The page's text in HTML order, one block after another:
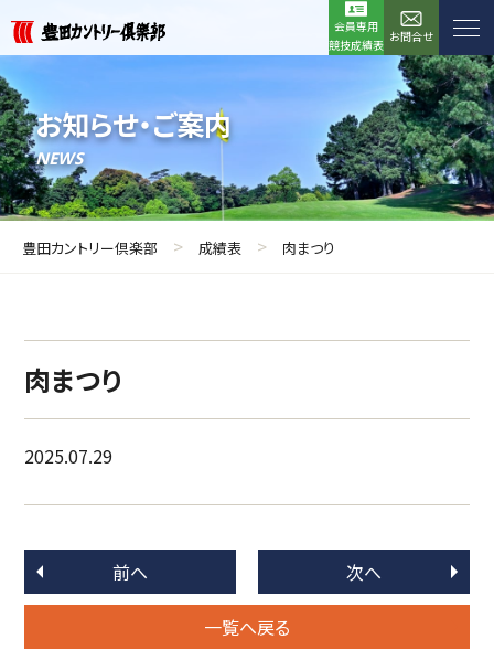
会員専用
競技成績表
お問合せ
お知らせ・ご案内
NEWS
豊田カントリー倶楽部 > 成績表 > 肉まつり
肉まつり
2025.07.29
前へ
一覧へ戻る
次へ